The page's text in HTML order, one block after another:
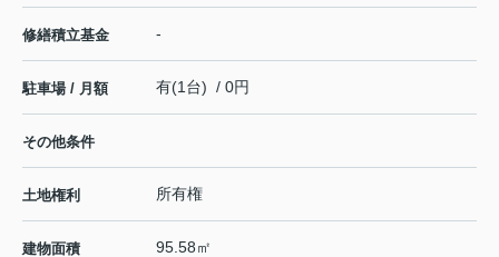
修繕積立基金 -
駐車場 / 月額 有(1台) / 0円
その他条件
土地権利 所有権
建物面積 95.58㎡